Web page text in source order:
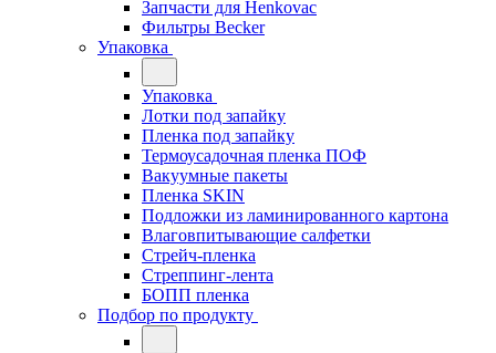
Запчасти для Henkovac
Фильтры Becker
Упаковка
Упаковка
Лотки под запайку
Пленка под запайку
Термоусадочная пленка ПОФ
Вакуумные пакеты
Пленка SKIN
Подложки из ламинированного картона
Влаговпитывающие салфетки
Стрейч-пленка
Стреппинг-лента
БОПП пленка
Подбор по продукту